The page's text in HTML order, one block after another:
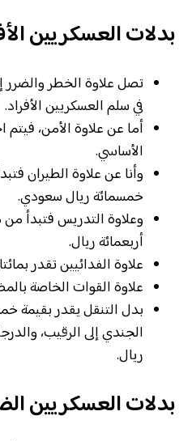
بدلات العسكريين
تصل علاوة الخطر والضرر
في سلم العسكريين الأفراد.
أما عن علاوة الأمن، فيتم
الأساسي.
وأنا عن علاوة الطيران
خمسمائة ريال سعودي.
وعلاوة التدريس فتبدأ من
أربعمائة ريال.
علاوة الفدائيين تقدر
علاوة القوات الخاصة
بدل التنقل يقدر بقيمة
الجندي إلى الرقيب،
ريال.
بدلات العسكريين